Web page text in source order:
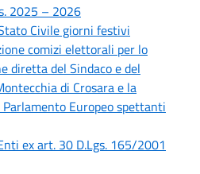
2025 – 2026
Civile giorni festivi
comizi elettorali per lo
diretta del Sindaco e del
di Crosara e la
Europeo spettanti
ex art. 30 D.Lgs. 165/2001